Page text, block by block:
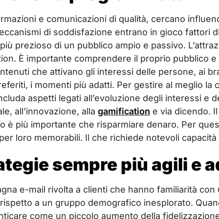
e comunicazioni di qualità, cercano
di soddisfazione entrano in gioco fattori
prezioso di un pubblico ampio e passivo.
È importante comprendere il proprio pubblico
che attivano gli interessi delle persone, ai
i momenti più adatti. Per gestire al meglio
aspetti legati all’evoluzione degli interessi e
all’innovazione, allagamification e via dicendo.
è più importante che risparmiare denaro. Per
loro memorabili. Il che richiede notevoli
sempre più agili e
e-mail rivolta a clienti che hanno familiarità
a un gruppo demografico inesplorato.
come un piccolo aumento della